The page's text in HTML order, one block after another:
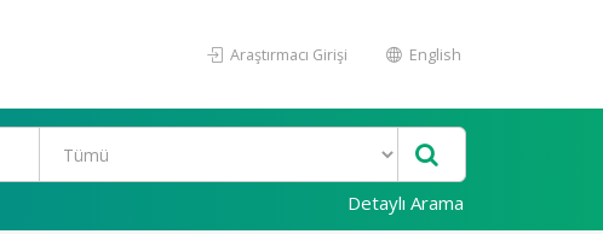
Araştırmacı Girişi English
Detaylı Arama